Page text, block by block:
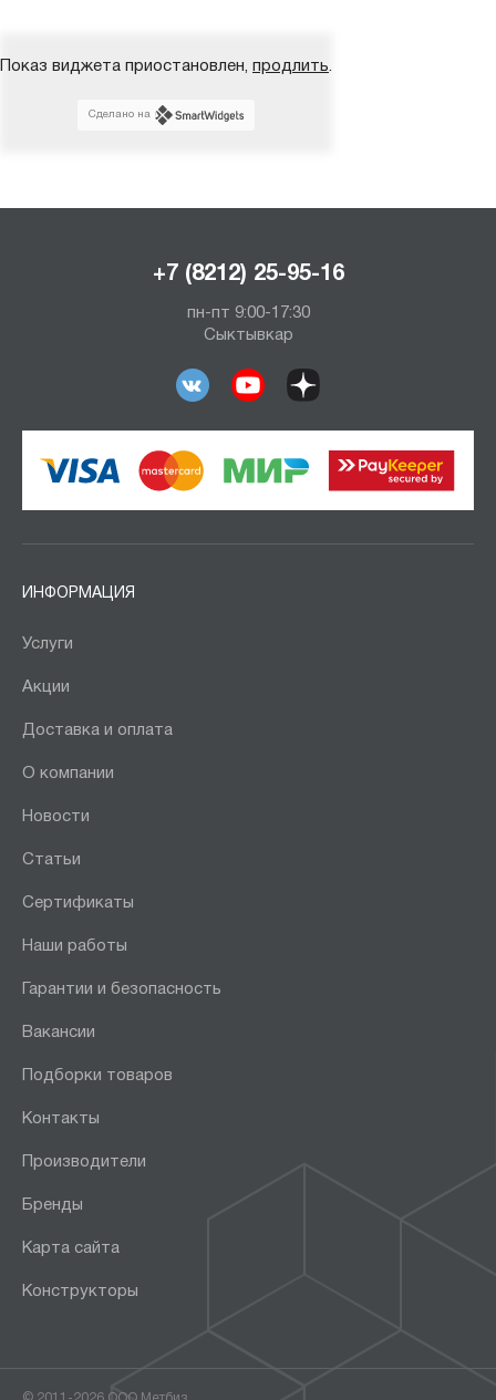
Показ виджета приостановлен, продлить.
Сделано на
+7 (8212) 25-95-16
пн-пт 9:00-17:30
Сыктывкар
ИНФОРМАЦИЯ
Услуги
Акции
Доставка и оплата
О компании
Новости
Статьи
Сертификаты
Наши работы
Гарантии и безопасность
Вакансии
Подборки товаров
Контакты
Производители
Бренды
Карта сайта
Конструкторы